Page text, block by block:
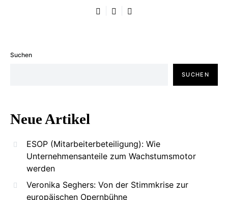
Suchen
SUCHEN
Neue Artikel
ESOP (Mitarbeiterbeteiligung): Wie
Unternehmensanteile zum Wachstumsmotor
werden
Veronika Seghers: Von der Stimmkrise zur
europäischen Opernbühne